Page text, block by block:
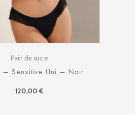
Pain de sucre
– Sensitive Uni – Noir
120,00 €